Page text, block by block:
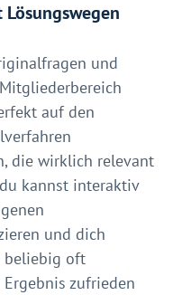
und
auf den
die wirklich relevant
kannst interaktiv
und dich
beliebig oft
zufrieden